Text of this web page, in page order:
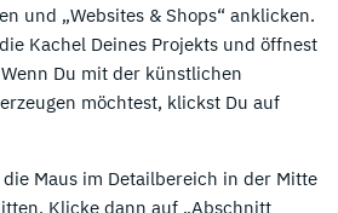
und „Websites & Shops“ anklicken.
Kachel Deines Projekts und öffnest
Du mit der künstlichen
möchtest, klickst Du auf
Maus im Detailbereich in der Mitte
Klicke dann auf „Abschnitt